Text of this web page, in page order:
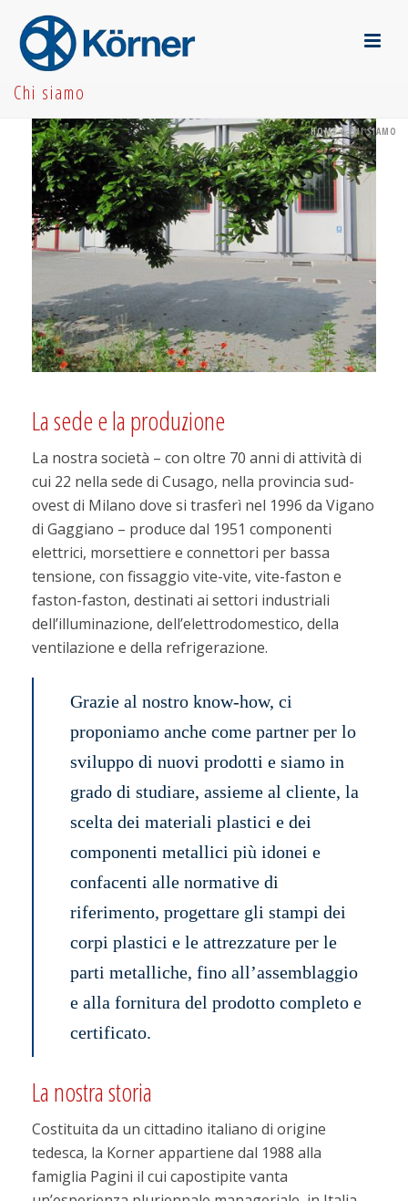
Chi siamo
HOME»CHI SIAMO
La sede e la produzione
La nostra società – con oltre 70 anni di attività di
cui 22 nella sede di Cusago, nella provincia sud-
ovest di Milano dove si trasferì nel 1996 da Vigano
di Gaggiano – produce dal 1951 componenti
elettrici, morsettiere e connettori per bassa
tensione, con fissaggio vite-vite, vite-faston e
faston-faston, destinati ai settori industriali
dell’illuminazione, dell’elettrodomestico, della
ventilazione e della refrigerazione.
Grazie al nostro know-how, ci
proponiamo anche come partner per lo
sviluppo di nuovi prodotti e siamo in
grado di studiare, assieme al cliente, la
scelta dei materiali plastici e dei
componenti metallici più idonei e
confacenti alle normative di
riferimento, progettare gli stampi dei
corpi plastici e le attrezzature per le
parti metalliche, fino all’assemblaggio
e alla fornitura del prodotto completo e
certificato.
La nostra storia
Costituita da un cittadino italiano di origine
tedesca, la Korner appartiene dal 1988 alla
famiglia Pagini il cui capostipite vanta